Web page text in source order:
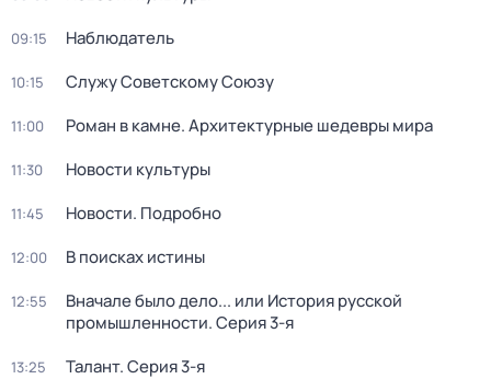
09:15 Наблюдатель
10:15 Служу Советскому Союзу
11:00 Роман в камне. Архитектурные шедевры мира
11:30 Новости культуры
11:45 Новости. Подробно
12:00 В поисках истины
12:55
Вначале было дело... или История русской
промышленности. Серия 3-я
13:25 Талант. Серия 3-я